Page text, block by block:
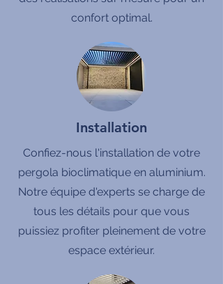
confort optimal.
Installation
Confiez-nous l'installation de votre
pergola bioclimatique en aluminium.
Notre équipe d'experts se charge de
tous les détails pour que vous
puissiez profiter pleinement de votre
espace extérieur.